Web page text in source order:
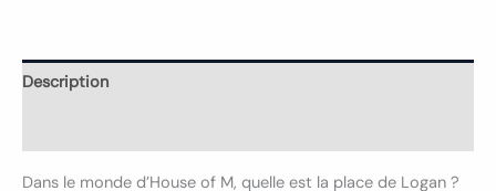
Description
Dans le monde d’House of M, quelle est la place de Logan ?